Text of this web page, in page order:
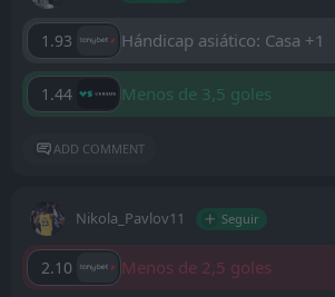
1.93 Hándicap asiático: Casa +1
1.44 Menos de 3,5 goles
ADD COMMENT
Nikola_Pavlov11 Seguir
2.10 Menos de 2,5 goles